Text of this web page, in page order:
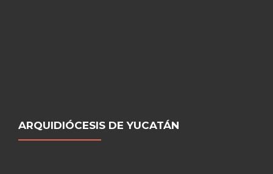
ARQUIDIÓCESIS DE YUCATÁN